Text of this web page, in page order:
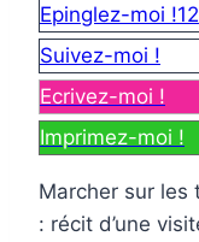
Epinglez-moi !12
Suivez-moi !
Ecrivez-moi !
Imprimez-moi !
Marcher sur les
: récit d’une